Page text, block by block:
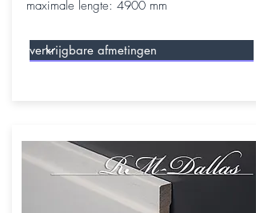
maximale lengte: 4900 mm